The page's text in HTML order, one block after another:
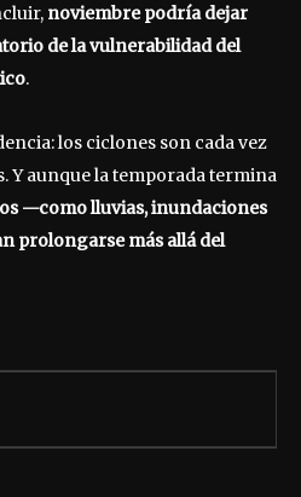
noviembre podría dejar
de la vulnerabilidad del
.
los ciclones son cada vez
Y aunque la temporada termina
—como lluvias, inundaciones
prolongarse más allá del